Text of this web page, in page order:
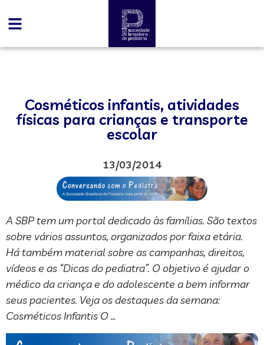
Cosméticos infantis, atividades
físicas para crianças e transporte
escolar
13/03/2014
A SBP tem um portal dedicado às famílias. São textos
sobre vários assuntos, organizados por faixa etária.
Há também material sobre as campanhas, direitos,
vídeos e as “Dicas do pediatra”. O objetivo é ajudar o
médico da criança e do adolescente a bem informar
seus pacientes. Veja os destaques da semana:
Cosméticos Infantis O …